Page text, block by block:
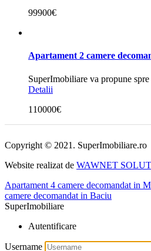
99900€
Apartament 2 camere
SuperImobiliare va propune
Detalii
110000€
Copyright © 2021. SuperImobiliare.ro
Website realizat de WAWNET
Apartament 4 camere decomandat in
camere decomandat in Baciu
SuperImobiliare
Autentificare
Username